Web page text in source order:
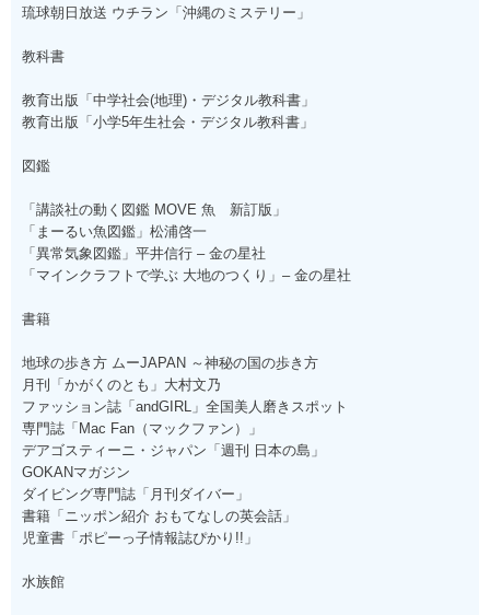
琉球朝日放送 ウチラン「沖縄のミステリー」
教科書
教育出版「中学社会(地理)・デジタル教科書」
教育出版「小学5年生社会・デジタル教科書」
図鑑
「講談社の動く図鑑 MOVE 魚 新訂版」
「まーるい魚図鑑」松浦啓一
「異常気象図鑑」平井信行 – 金の星社
「マインクラフトで学ぶ 大地のつくり」– 金の星社
書籍
地球の歩き方 ムーJAPAN ～神秘の国の歩き方
月刊「かがくのとも」大村文乃
ファッション誌「andGIRL」全国美人磨きスポット
専門誌「Mac Fan（マックファン）」
デアゴスティーニ・ジャパン「週刊 日本の島」
GOKANマガジン
ダイビング専門誌「月刊ダイバー」
書籍「ニッポン紹介 おもてなしの英会話」
児童書「ポピーっ子情報誌ぴかり!!」
水族館